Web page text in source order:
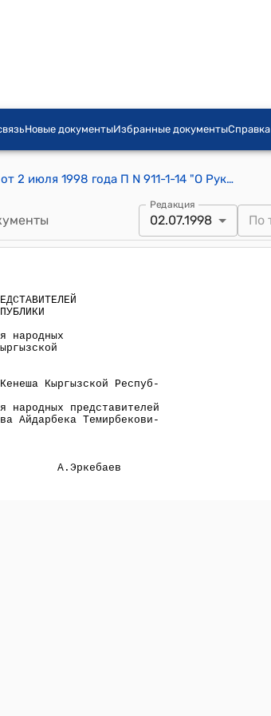
Новые документыИзбранные документыСправка
Постановление СНП Жогорку Кенеша КР от 2 июля 1998 года П N 911-1-14 "О Руководителе Аппарата Собрания народных представителей Жогорку Кенеша Кыргызской Республики"
Редакция
02.07.1998